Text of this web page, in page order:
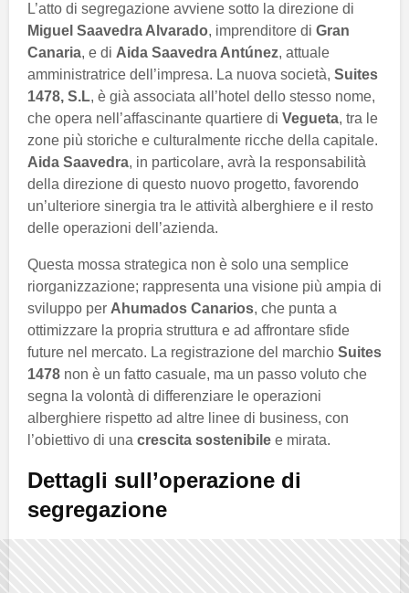
L’atto di segregazione avviene sotto la direzione di
Miguel Saavedra Alvarado, imprenditore di Gran
Canaria, e di Aida Saavedra Antúnez, attuale
amministratrice dell’impresa. La nuova società, Suites
1478, S.L, è già associata all’hotel dello stesso nome,
che opera nell’affascinante quartiere di Vegueta, tra le
zone più storiche e culturalmente ricche della capitale.
Aida Saavedra, in particolare, avrà la responsabilità
della direzione di questo nuovo progetto, favorendo
un’ulteriore sinergia tra le attività alberghiere e il resto
delle operazioni dell’azienda.
Questa mossa strategica non è solo una semplice
riorganizzazione; rappresenta una visione più ampia di
sviluppo per Ahumados Canarios, che punta a
ottimizzare la propria struttura e ad affrontare sfide
future nel mercato. La registrazione del marchio Suites
1478 non è un fatto casuale, ma un passo voluto che
segna la volontà di differenziare le operazioni
alberghiere rispetto ad altre linee di business, con
l’obiettivo di una crescita sostenibile e mirata.
Dettagli sull’operazione di
segregazione